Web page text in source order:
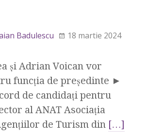
Badulescu
18 martie 2024
și Adrian Voican vor
funcția de președinte ►
de candidați pentru
al ANAT Asociația
de Turism din […]